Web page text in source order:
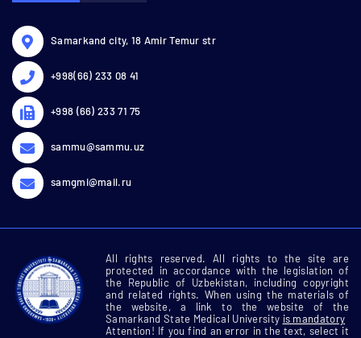
Samarkand city, 18 Amir Temur str
+998(66) 233 08 41
+998 (66) 233 71 75
sammu@sammu.uz
samgmi@mail.ru
All rights reserved. All rights to the site are
protected in accordance with the legislation of
the Republic of Uzbekistan, including copyright
and related rights. When using the materials of
the website, a link to the website of the
Samarkand State Medical University is mandatory
Attention! If you find an error in the text, select it